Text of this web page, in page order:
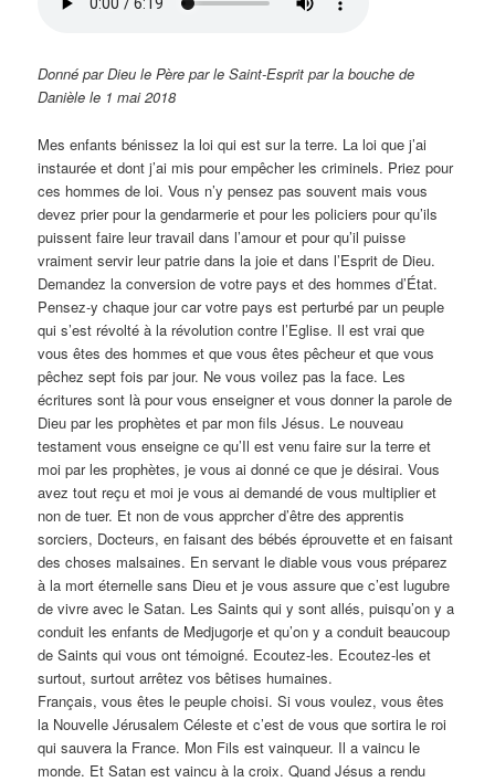
Donné par Dieu le Père par le Saint-Esprit par la bouche de
Danièle le 1 mai 2018
Mes enfants bénissez la loi qui est sur la terre. La loi que j’ai
instaurée et dont j’ai mis pour empêcher les criminels. Priez pour
ces hommes de loi. Vous n’y pensez pas souvent mais vous
devez prier pour la gendarmerie et pour les policiers pour qu’ils
puissent faire leur travail dans l’amour et pour qu’il puisse
vraiment servir leur patrie dans la joie et dans l’Esprit de Dieu.
Demandez la conversion de votre pays et des hommes d’État.
Pensez-y chaque jour car votre pays est perturbé par un peuple
qui s’est révolté à la révolution contre l’Eglise. Il est vrai que
vous êtes des hommes et que vous êtes pêcheur et que vous
pêchez sept fois par jour. Ne vous voilez pas la face. Les
écritures sont là pour vous enseigner et vous donner la parole de
Dieu par les prophètes et par mon fils Jésus. Le nouveau
testament vous enseigne ce qu’Il est venu faire sur la terre et
moi par les prophètes, je vous ai donné ce que je désirai. Vous
avez tout reçu et moi je vous ai demandé de vous multiplier et
non de tuer. Et non de vous apprcher d’être des apprentis
sorciers, Docteurs, en faisant des bébés éprouvette et en faisant
des choses malsaines. En servant le diable vous vous préparez
à la mort éternelle sans Dieu et je vous assure que c’est lugubre
de vivre avec le Satan. Les Saints qui y sont allés, puisqu’on y a
conduit les enfants de Medjugorje et qu’on y a conduit beaucoup
de Saints qui vous ont témoigné. Ecoutez-les. Ecoutez-les et
surtout, surtout arrêtez vos bêtises humaines.
Français, vous êtes le peuple choisi. Si vous voulez, vous êtes
la Nouvelle Jérusalem Céleste et c’est de vous que sortira le roi
qui sauvera la France. Mon Fils est vainqueur. Il a vaincu le
monde. Et Satan est vaincu à la croix. Quand Jésus a rendu